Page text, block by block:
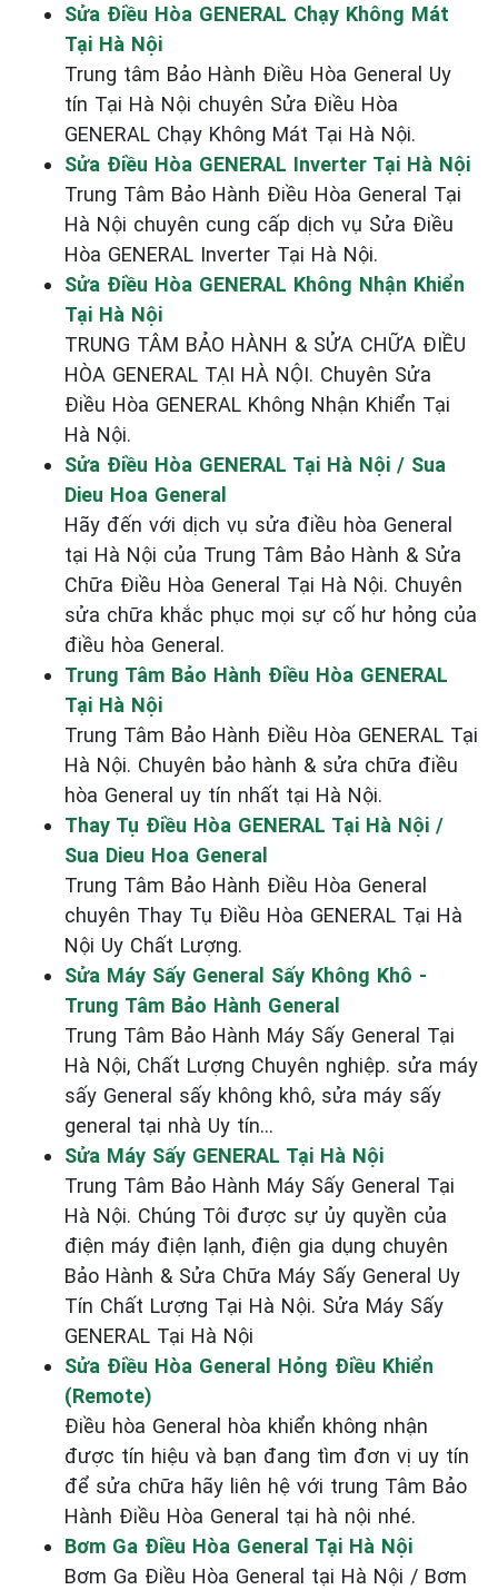
Sửa Điều Hòa GENERAL Chạy Không Mát
Tại Hà Nội
Trung tâm Bảo Hành Điều Hòa General Uy
tín Tại Hà Nội chuyên Sửa Điều Hòa
GENERAL Chạy Không Mát Tại Hà Nội.
Sửa Điều Hòa GENERAL Inverter Tại Hà Nội
Trung Tâm Bảo Hành Điều Hòa General Tại
Hà Nội chuyên cung cấp dịch vụ Sửa Điều
Hòa GENERAL Inverter Tại Hà Nội.
Sửa Điều Hòa GENERAL Không Nhận Khiển
Tại Hà Nội
TRUNG TÂM BẢO HÀNH & SỬA CHỮA ĐIỀU
HÒA GENERAL TẠI HÀ NỘI. Chuyên Sửa
Điều Hòa GENERAL Không Nhận Khiển Tại
Hà Nội.
Sửa Điều Hòa GENERAL Tại Hà Nội / Sua
Dieu Hoa General
Hãy đến với dịch vụ sửa điều hòa General
tại Hà Nội của Trung Tâm Bảo Hành & Sửa
Chữa Điều Hòa General Tại Hà Nội. Chuyên
sửa chữa khắc phục mọi sự cố hư hỏng của
điều hòa General.
Trung Tâm Bảo Hành Điều Hòa GENERAL
Tại Hà Nội
Trung Tâm Bảo Hành Điều Hòa GENERAL Tại
Hà Nội. Chuyên bảo hành & sửa chữa điều
hòa General uy tín nhất tại Hà Nội.
Thay Tụ Điều Hòa GENERAL Tại Hà Nội /
Sua Dieu Hoa General
Trung Tâm Bảo Hành Điều Hòa General
chuyên Thay Tụ Điều Hòa GENERAL Tại Hà
Nội Uy Chất Lượng.
Sửa Máy Sấy General Sấy Không Khô -
Trung Tâm Bảo Hành General
Trung Tâm Bảo Hành Máy Sấy General Tại
Hà Nội, Chất Lượng Chuyên nghiệp. sửa máy
sấy General sấy không khô, sửa máy sấy
general tại nhà Uy tín...
Sửa Máy Sấy GENERAL Tại Hà Nội
Trung Tâm Bảo Hành Máy Sấy General Tại
Hà Nội. Chúng Tôi được sự ủy quyền của
điện máy điện lạnh, điện gia dụng chuyên
Bảo Hành & Sửa Chữa Máy Sấy General Uy
Tín Chất Lượng Tại Hà Nội. Sửa Máy Sấy
GENERAL Tại Hà Nội
Sửa Điều Hòa General Hỏng Điều Khiển
(Remote)
Điều hòa General hòa khiển không nhận
được tín hiệu và bạn đang tìm đơn vị uy tín
để sửa chữa hãy liên hệ với trung Tâm Bảo
Hành Điều Hòa General tại hà nội nhé.
Bơm Ga Điều Hòa General Tại Hà Nội
Bơm Ga Điều Hòa General tại Hà Nội / Bơm